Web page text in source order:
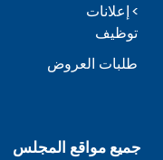
إعلانات
توظيف
طلبات العروض
جميع مواقع المجلس